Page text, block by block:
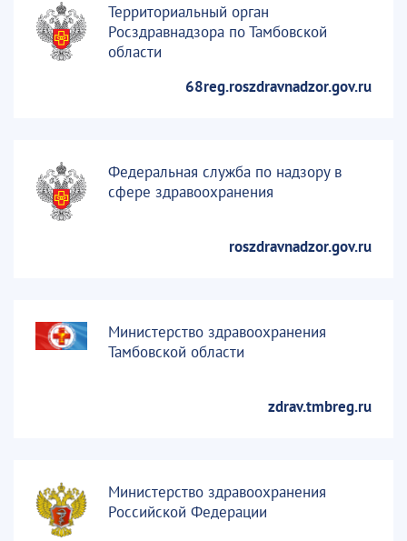
Территориальный орган
Росздравнадзора по Тамбовской
области
68reg.roszdravnadzor.gov.ru
Федеральная служба по надзору в
сфере здравоохранения
roszdravnadzor.gov.ru
Министерство здравоохранения
Тамбовской области
zdrav.tmbreg.ru
Министерство здравоохранения
Российской Федерации